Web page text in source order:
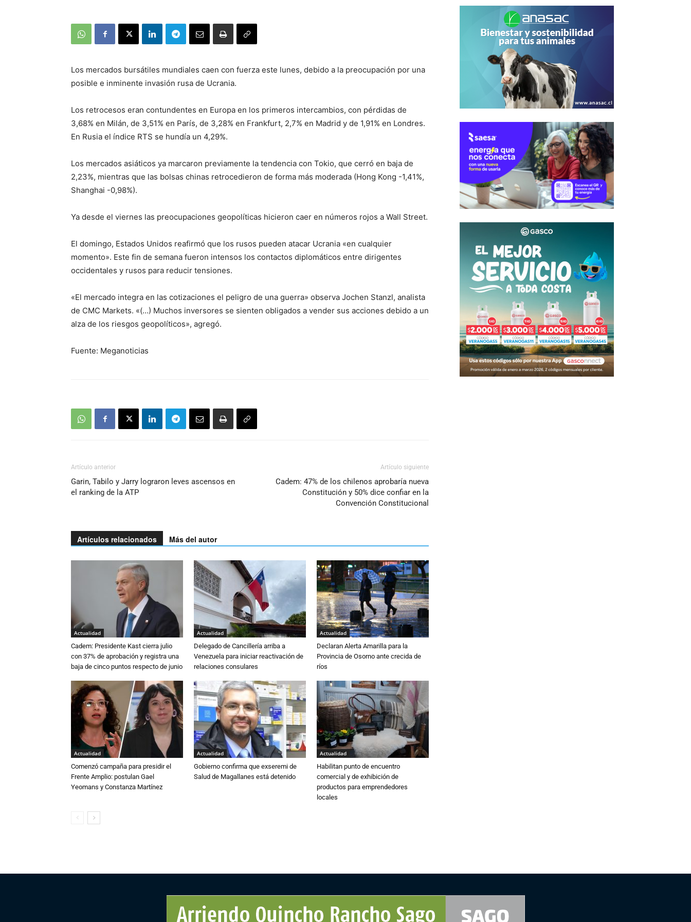
Los mercados bursátiles mundiales caen con fuerza este lunes, debido a la preocupación por una
posible e inminente invasión rusa de Ucrania.
Los retrocesos eran contundentes en Europa en los primeros intercambios, con pérdidas de
3,68% en Milán, de 3,51% en París, de 3,28% en Frankfurt, 2,7% en Madrid y de 1,91% en Londres.
En Rusia el índice RTS se hundía un 4,29%.
Los mercados asiáticos ya marcaron previamente la tendencia con Tokio, que cerró en baja de
2,23%, mientras que las bolsas chinas retrocedieron de forma más moderada (Hong Kong -1,41%,
Shanghai -0,98%).
Ya desde el viernes las preocupaciones geopolíticas hicieron caer en números rojos a Wall Street.
El domingo, Estados Unidos reafirmó que los rusos pueden atacar Ucrania «en cualquier
momento». Este fin de semana fueron intensos los contactos diplomáticos entre dirigentes
occidentales y rusos para reducir tensiones.
«El mercado integra en las cotizaciones el peligro de una guerra» observa Jochen Stanzl, analista
de CMC Markets. «(…) Muchos inversores se sienten obligados a vender sus acciones debido a un
alza de los riesgos geopolíticos», agregó.
Fuente: Meganoticias
Artículo anterior
Garin, Tabilo y Jarry lograron leves ascensos en
el ranking de la ATP
Artículo siguiente
Cadem: 47% de los chilenos aprobaría nueva
Constitución y 50% dice confiar en la
Convención Constitucional
Artículos relacionados Más del autor
Actualidad
Cadem: Presidente Kast cierra julio
con 37% de aprobación y registra una
baja de cinco puntos respecto de junio
Actualidad
Delegado de Cancillería arriba a
Venezuela para iniciar reactivación de
relaciones consulares
Actualidad
Declaran Alerta Amarilla para la
Provincia de Osorno ante crecida de
ríos
Actualidad
Comenzó campaña para presidir el
Frente Amplio: postulan Gael
Yeomans y Constanza Martínez
Actualidad
Gobierno confirma que exseremi de
Salud de Magallanes está detenido
Actualidad
Habilitan punto de encuentro
comercial y de exhibición de
productos para emprendedores
locales